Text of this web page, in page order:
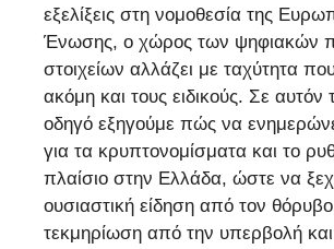
εξελίξεις στη νομοθεσία της
Ένωσης, ο χώρος των ψηφιακών
στοιχείων αλλάζει με ταχύτητα
ακόμη και τους ειδικούς. Σε αυτόν
οδηγό εξηγούμε πώς να
για τα κρυπτονομίσματα και το
πλαίσιο στην Ελλάδα, ώστε να
ουσιαστική είδηση από τον
τεκμηρίωση από την υπερβολή